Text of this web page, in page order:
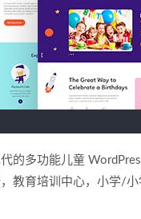
的多功能儿童
教育培训中心，小学/